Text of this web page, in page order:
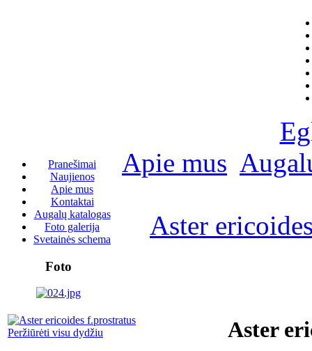
Pranešimai
Naujienos
Apie mus
Kontaktai
Augalų katalogas
Foto galerija
Svetainės schema
Foto
Apie mus
Aster
Peržiūrėti visu dydžiu Aster